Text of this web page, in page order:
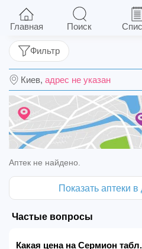
Сермион табл. п/о
Киев, адрес не указан
Фильтр
Аптек не найдено.
Показать аптеки в
Частые вопросы
Какая цена на Сермион
Главная Поиск